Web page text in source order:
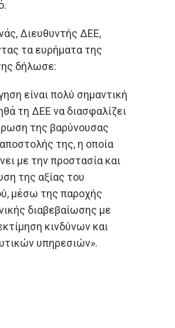
Διευθυντής ΔΕΕ,
τα ευρήματα της
δήλωσε:
είναι πολύ σημαντική
τη ΔΕΕ να διασφαλίζει
της βαρύνουσας
της, η οποία
με την προστασία και
της αξίας του
μέσω της παροχής
διαβεβαίωσης με
κινδύνων και
υπηρεσιών».